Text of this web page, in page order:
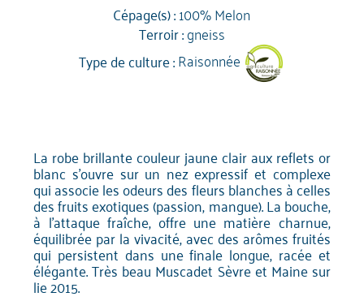
Cépage(s) :100% Melon
Terroir :gneiss
Type de culture :Raisonnée
La robe brillante couleur jaune clair aux reflets or
blanc s’ouvre sur un nez expressif et complexe
qui associe les odeurs des fleurs blanches à celles
des fruits exotiques (passion, mangue). La bouche,
à l'attaque fraîche, offre une matière charnue,
équilibrée par la vivacité, avec des arômes fruités
qui persistent dans une finale longue, racée et
élégante. Très beau Muscadet Sèvre et Maine sur
lie 2015.